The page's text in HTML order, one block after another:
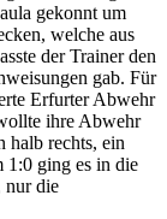
gekonnt um
welche aus
der Trainer den
gab. Für
Erfurter Abwehr
ihre Abwehr
halb rechts, ein
1:0 ging es in die
nur die